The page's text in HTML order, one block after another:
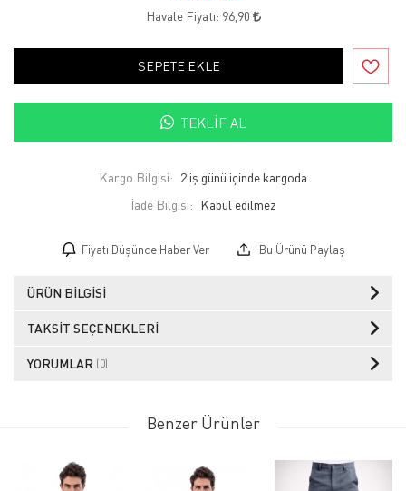
Havale Fiyatı: 96,90
SEPETE EKLE
TEKLIF AL
Kargo Bilgisi: 2 iş günü içinde kargoda
İade Bilgisi:
Fiyatı Düşünce Haber Ver Bu Ürünü Paylaş
ÜRÜN BILGISI
TAKSIT SEÇENEKLERI
YORUMLAR (0)
Benzer Ürünler